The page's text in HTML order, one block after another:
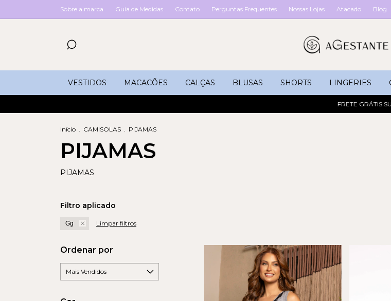
Sobre a marca Guia de Medidas Contato Perguntas Frequentes Nossas Lojas Atacado Blog
VESTIDOS MACACÕES CALÇAS BLUSAS SHORTS LINGERIES
FRETE GRÁTIS
Início CAMISOLAS PIJAMAS
PIJAMAS
PIJAMAS
Filtro aplicado
Gg Limpar filtros
Ordenar por